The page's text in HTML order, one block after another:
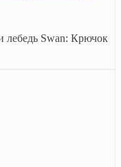
лебедь Swan: Крючок